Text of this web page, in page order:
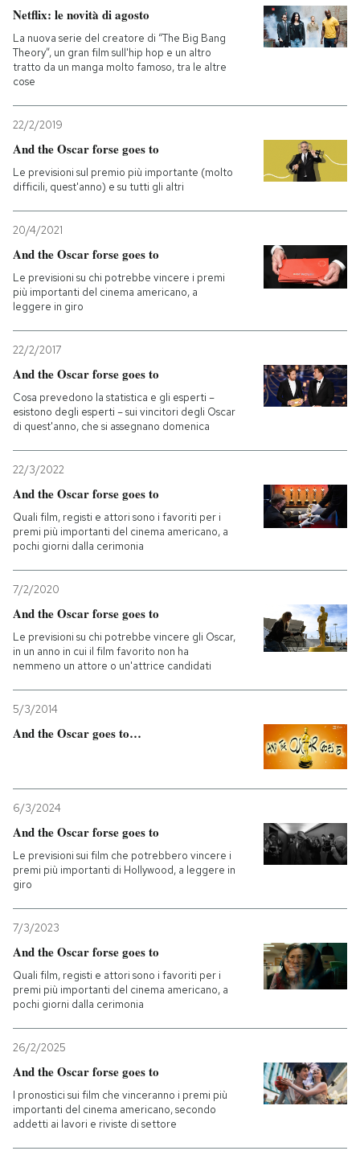
AREA PERSONALE
Entra
Netflix: le novità di agosto
La nuova serie del creatore di “The Big Bang
Theory”, un gran film sull'hip hop e un altro
tratto da un manga molto famoso, tra le altre
cose
22/2/2019
And the Oscar forse goes to
Le previsioni sul premio più importante (molto
difficili, quest'anno) e su tutti gli altri
20/4/2021
And the Oscar forse goes to
Le previsioni su chi potrebbe vincere i premi
più importanti del cinema americano, a
leggere in giro
22/2/2017
And the Oscar forse goes to
Cosa prevedono la statistica e gli esperti –
esistono degli esperti – sui vincitori degli Oscar
di quest'anno, che si assegnano domenica
22/3/2022
And the Oscar forse goes to
Quali film, registi e attori sono i favoriti per i
premi più importanti del cinema americano, a
pochi giorni dalla cerimonia
7/2/2020
And the Oscar forse goes to
Le previsioni su chi potrebbe vincere gli Oscar,
in un anno in cui il film favorito non ha
nemmeno un attore o un'attrice candidati
5/3/2014
And the Oscar goes to…
6/3/2024
And the Oscar forse goes to
Le previsioni sui film che potrebbero vincere i
premi più importanti di Hollywood, a leggere in
giro
7/3/2023
And the Oscar forse goes to
Quali film, registi e attori sono i favoriti per i
premi più importanti del cinema americano, a
pochi giorni dalla cerimonia
26/2/2025
And the Oscar forse goes to
I pronostici sui film che vinceranno i premi più
importanti del cinema americano, secondo
addetti ai lavori e riviste di settore